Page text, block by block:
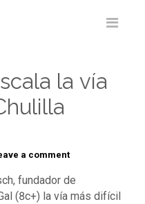
la vía
a comment
fundador de
(8c+) la vía más difícil